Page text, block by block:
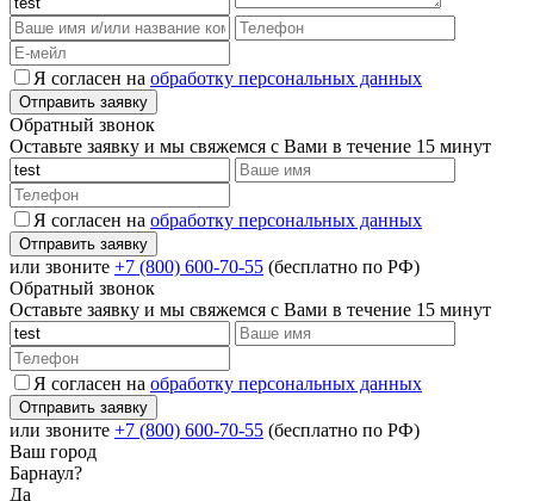
Я согласен на обработку персональных данных
Обратный звонок
Оставьте заявку и мы свяжемся с Вами в течение 15 минут
Я согласен на обработку персональных данных
или звоните +7 (800) 600-70-55 (бесплатно по РФ)
Обратный звонок
Оставьте заявку и мы свяжемся с Вами в течение 15 минут
Я согласен на обработку персональных данных
или звоните +7 (800) 600-70-55 (бесплатно по РФ)
Ваш город
Барнаул?
Да